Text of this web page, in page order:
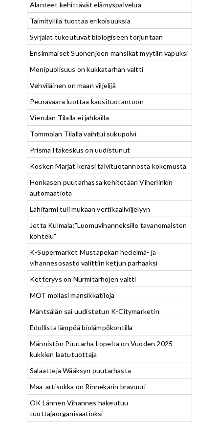
Alanteet kehittävät elämyspalvelua
Taimityllilä tuottaa erikoisuuksia
Syrjälät tukeutuvat biologiseen torjuntaan
Ensimmäiset Suonenjoen mansikat myytiin vapuksi
Monipuolisuus on kukkatarhan valtti
Vehviläinen on maan viljelijä
Peuravaara luottaa kausituotantoon
Vierulan Tilalla ei jahkailla
Tommolan Tilalla vaihtui sukupolvi
Prisma Itäkeskus on uudistunut
Kosken Marjat keräsi talvituotannosta kokemusta
Honkasen puutarhassa kehitetään Viherlinkin
automaatiota
Lähifarmi tuli mukaan vertikaaliviljelyyn
Jetta Kulmala:”Luomuvihanneksille tavanomaisten
kohtelu”
K-Supermarket Mustapekan hedelmä- ja
vihannesosasto valittiin ketjun parhaaksi
Ketteryys on Nurmitarhojen valtti
MOT mollasi mansikkatiloja
Mäntsälän sai uudistetun K-Citymarketin
Edullista lämpöä biolämpökontilla
Männistön Puutarha Lopelta on Vuoden 2025
kukkien laatutuottaja
Salaatteja Wääksyn puutarhasta
Maa-artisokka on Rinnekarin bravuuri
OK Lännen Vihannes hakeutuu
tuottajaorganisaatioksi